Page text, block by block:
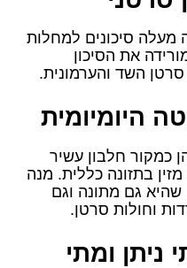
מעלה סיכונים למחלות
את הסיכון
השד והערמונית.
היומיומית
כמקור חלבון עשיר
בתזונה כללית. מנה
גרם טופו, שהיא גם מתונה וגם
וחולות סרטן.
ניתן ומתי